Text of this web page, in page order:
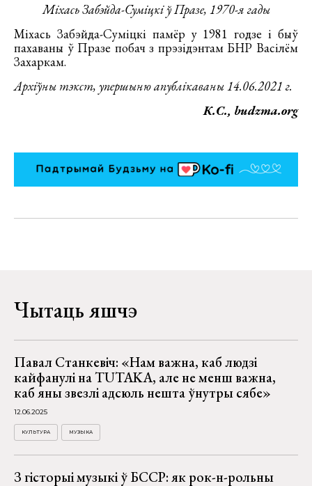
Міхась Забэйда-Суміцкі ў Празе, 1970-я гады
Міхась Забэйда-Суміцкі памёр у 1981 годзе і быў
пахаваны ў Празе побач з прэзідэнтам БНР Васілём
Захаркам.
Архіўны тэкст, упершыню апублікаваны 14.06.2021 г.
К.С., budzma.org
Чытаць яшчэ
Павал Станкевіч: «Нам важна, каб людзі
кайфанулі на TUTAKA, але не менш важна,
каб яны звезлі адсюль нешта ўнутры сябе»
12.06.2025
КУЛЬТУРА МУЗЫКА
З гісторыі музыкі ў БССР: як рок-н-рольны